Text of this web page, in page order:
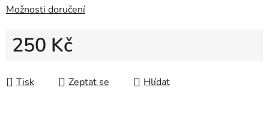
Možnosti doručení
250 Kč
Tisk
Zeptat se Hlídat